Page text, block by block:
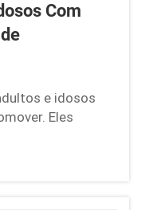
Com
e idosos
Eles
Para aqueles
mobilidade, a